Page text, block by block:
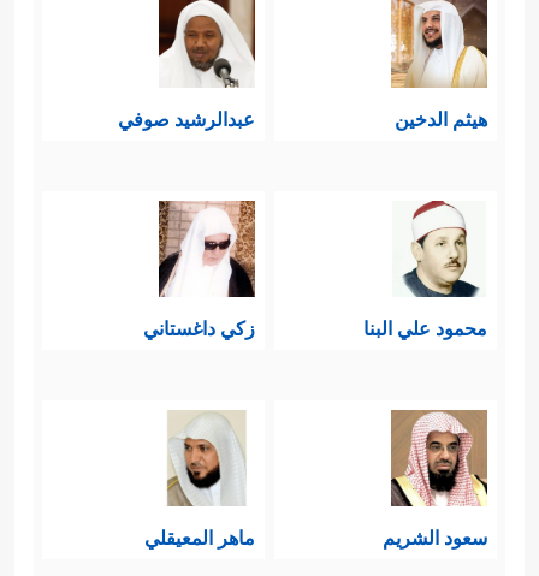
هيثم الدخين عبدالرشيد صوفي
محمود علي البنا زكي داغستاني
سعود الشريم ماهر المعيقلي